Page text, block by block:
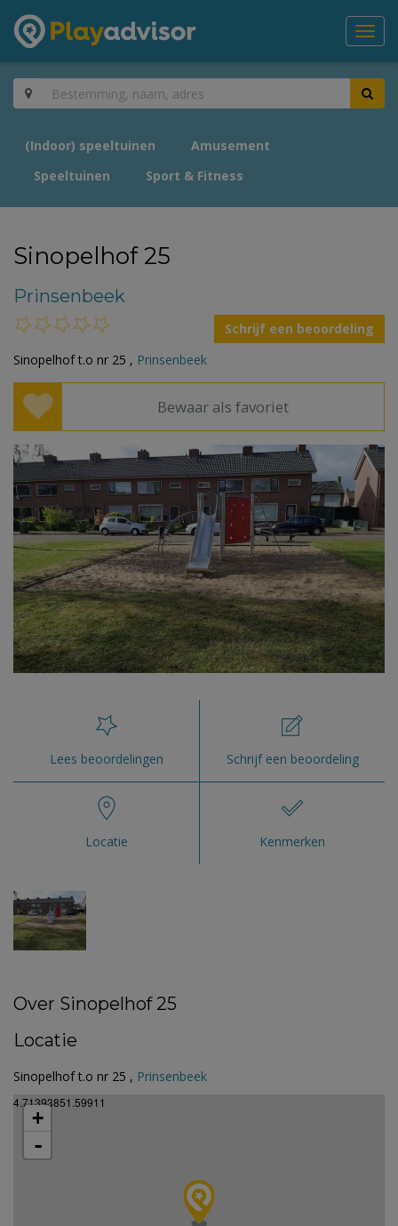
(Indoor) speeltuinen
Amusement
Speeltuinen
Sport & Fitness
Sinopelhof 25
Prinsenbeek
Schrijf een beoordeling
Sinopelhof t.o nr 25 , Prinsenbeek
Bewaar als favoriet
Lees beoordelingen Schrijf een beoordeling
Locatie Kenmerken
Over Sinopelhof 25
Locatie
Sinopelhof t.o nr 25 , Prinsenbeek
4.71393851.59911
+
-